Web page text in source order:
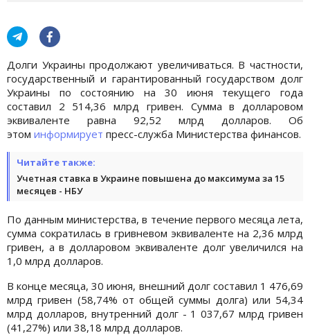
Долги Украины продолжают увеличиваться. В частности,
государственный и гарантированный государством долг
Украины по состоянию на 30 июня текущего года
составил 2 514,36 млрд гривен. Сумма в долларовом
эквиваленте равна 92,52 млрд долларов. Об
этом информирует пресс-служба Министерства финансов.
Читайте также:
Учетная ставка в Украине повышена до максимума за 15
месяцев - НБУ
По данным министерства, в течение первого месяца лета,
сумма сократилась в гривневом эквиваленте на 2,36 млрд
гривен, а в долларовом эквиваленте долг увеличился на
1,0 млрд долларов.
В конце месяца, 30 июня, внешний долг составил 1 476,69
млрд гривен (58,74% от общей суммы долга) или 54,34
млрд долларов, внутренний долг - 1 037,67 млрд гривен
(41,27%) или 38,18 млрд долларов.